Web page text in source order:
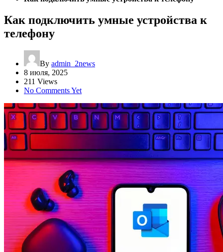
Как подключить умные устройства к
телефону
By admin_2news
8 июля, 2025
211 Views
No Comments Yet